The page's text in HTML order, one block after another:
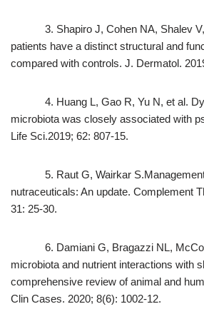
3. Shapiro J, Cohen NA, Shalev V,
patients have a distinct structural and
compared with controls. J. Dermatol.
4. Huang L, Gao R, Yu N, et al.
microbiota was closely associated with
Life Sci.2019; 62: 807-15.
5. Raut G, Wairkar S.Management
nutraceuticals: An update. Complement
31: 25-30.
6. Damiani G, Bragazzi NL,
microbiota and nutrient interactions with
comprehensive review of animal and
Clin Cases. 2020; 8(6): 1002-12.